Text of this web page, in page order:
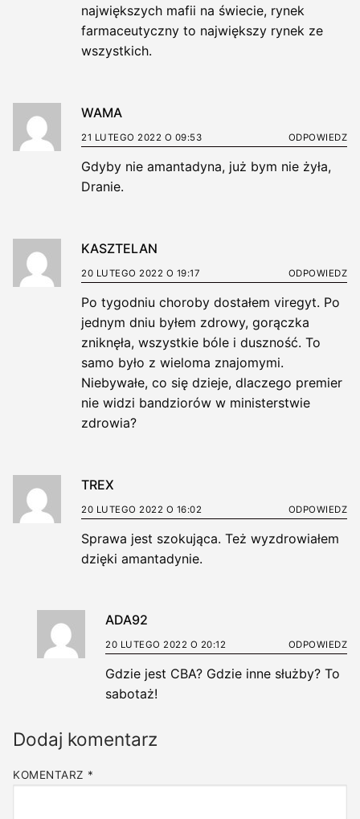
największych mafii na świecie, rynek
farmaceutyczny to największy rynek ze
wszystkich.
WAMA
21 LUTEGO 2022 O 09:53 ODPOWIEDZ
Gdyby nie amantadyna, już bym nie żyła,
Dranie.
KASZTELAN
20 LUTEGO 2022 O 19:17 ODPOWIEDZ
Po tygodniu choroby dostałem viregyt. Po
jednym dniu byłem zdrowy, gorączka
zniknęła, wszystkie bóle i duszność. To
samo było z wieloma znajomymi.
Niebywałe, co się dzieje, dlaczego premier
nie widzi bandziorów w ministerstwie
zdrowia?
TREX
20 LUTEGO 2022 O 16:02 ODPOWIEDZ
Sprawa jest szokująca. Też wyzdrowiałem
dzięki amantadynie.
ADA92
20 LUTEGO 2022 O 20:12 ODPOWIEDZ
Gdzie jest CBA? Gdzie inne służby? To
sabotaż!
Dodaj komentarz
KOMENTARZ *